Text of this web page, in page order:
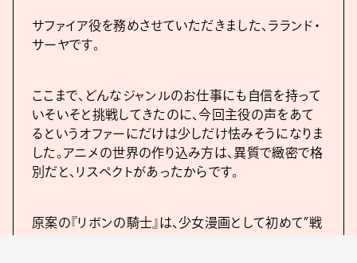
サファイア役を務めさせていただきました、ラランド・
サーヤです。
ここまで、どんなジャンルのお仕事にも自信を持って
いそいそと挑戦してきたのに、今回主役の声をあて
るというオファーにだけは少しだけ怯みそうになりま
した。アニメの世界の作り込み方は、異質で緻密で格
別だと、リスペクトがあったからです。
原案の『リボンの騎士』は、少女漫画として初めて”戦